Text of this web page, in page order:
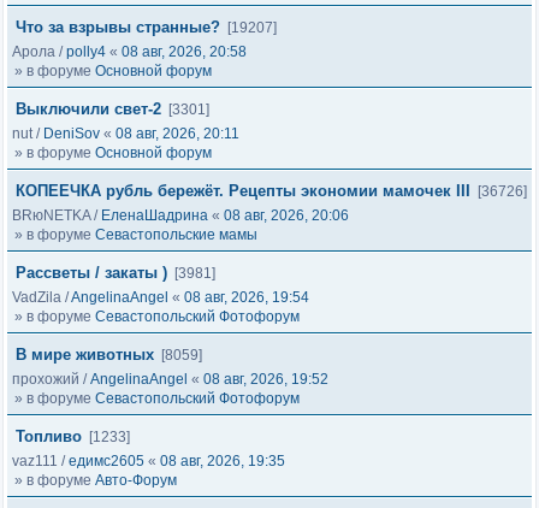
Что за взрывы странные? [19207]
Арола /polly4 « 08 авг, 2026, 20:58
» в форуме Основной форум
Выключили свет-2 [3301]
nut/ DeniSov « 08 авг, 2026, 20:11
» в форуме Основной форум
КОПЕЕЧКА рубль бережёт. Рецепты экономии мамочек III
[36726]
BRюNETKA/ ЕленаШадрина « 08 авг, 2026, 20:06
» в форуме Севастопольские мамы
Рассветы / закаты ) [3981]
VadZila /AngelinaAngel « 08 авг, 2026, 19:54
» в форуме Севастопольский Фотофорум
В мире животных [8059]
прохожий /AngelinaAngel « 08 авг, 2026, 19:52
» в форуме Севастопольский Фотофорум
Топливо [1233]
vaz111 /едимс2605 « 08 авг, 2026, 19:35
» в форуме Авто-Форум